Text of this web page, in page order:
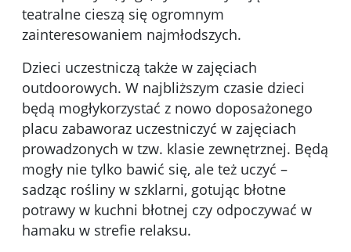
teatralne cieszą się ogromnym
zainteresowaniem najmłodszych.
Dzieci uczestniczą także w zajęciach
outdoorowych. W najbliższym czasie dzieci
będą mogłykorzystać z nowo doposażonego
placu zabaworaz uczestniczyć w zajęciach
prowadzonych w tzw. klasie zewnętrznej. Będą
mogły nie tylko bawić się, ale też uczyć –
sadząc rośliny w szklarni, gotując błotne
potrawy w kuchni błotnej czy odpoczywać w
hamaku w strefie relaksu.